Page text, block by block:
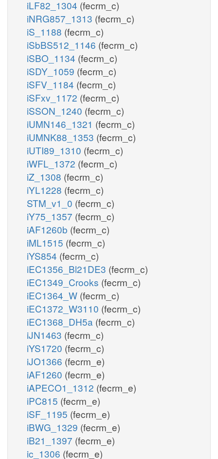
iLF82_1304 (fecrm_c)
iNRG857_1313 (fecrm_c)
iS_1188 (fecrm_c)
iSbBS512_1146 (fecrm_c)
iSBO_1134 (fecrm_c)
iSDY_1059 (fecrm_c)
iSFV_1184 (fecrm_c)
iSFxv_1172 (fecrm_c)
iSSON_1240 (fecrm_c)
iUMN146_1321 (fecrm_c)
iUMNK88_1353 (fecrm_c)
iUTI89_1310 (fecrm_c)
iWFL_1372 (fecrm_c)
iZ_1308 (fecrm_c)
iYL1228 (fecrm_c)
STM_v1_0 (fecrm_c)
iY75_1357 (fecrm_c)
iAF1260b (fecrm_c)
iML1515 (fecrm_c)
iYS854 (fecrm_c)
iEC1356_Bl21DE3 (fecrm_c)
iEC1349_Crooks (fecrm_c)
iEC1364_W (fecrm_c)
iEC1372_W3110 (fecrm_c)
iEC1368_DH5a (fecrm_c)
iJN1463 (fecrm_c)
iYS1720 (fecrm_c)
iJO1366 (fecrm_e)
iAF1260 (fecrm_e)
iAPECO1_1312 (fecrm_e)
iPC815 (fecrm_e)
iSF_1195 (fecrm_e)
iBWG_1329 (fecrm_e)
iB21_1397 (fecrm_e)
ic_1306 (fecrm_e)